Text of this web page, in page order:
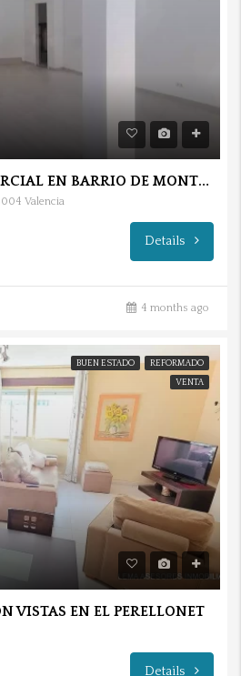
PLANTA BAJA COMERCIAL EN BARRIO DE MONTEOLIVETE.
Valencia
Details
4 months ago
BUEN ESTADO
REFORMADO
VENTA
VISTAS EN EL PERELLONET
Details